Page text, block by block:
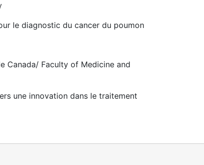
le diagnostic du cancer du poumon
Canada/ Faculty of Medicine and
une innovation dans le traitement